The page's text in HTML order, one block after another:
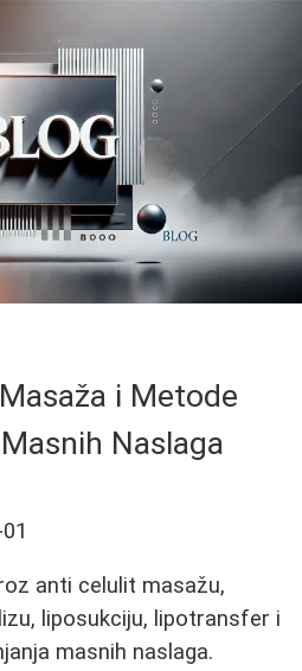
i Metode
Naslaga
anti celulit masažu,
liposukciju, lipotransfer i
masnih naslaga.